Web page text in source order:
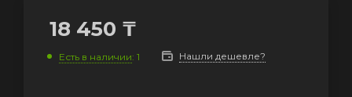
18 450 ₸
Есть в наличии: 1 Нашли дешевле?